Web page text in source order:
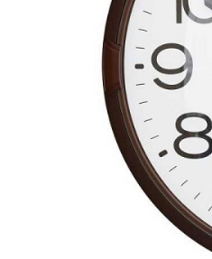
CANGO&RINALDI KARÓRÁK
DIVAT KARÓRÁK